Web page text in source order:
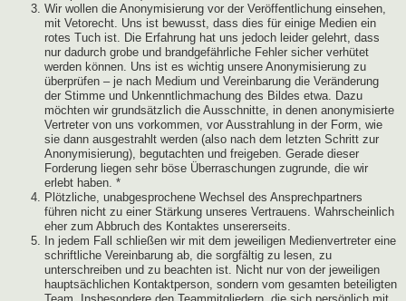
Wir wollen die Anonymisierung vor der Veröffentlichung einsehen,
mit Vetorecht. Uns ist bewusst, dass dies für einige Medien ein
rotes Tuch ist. Die Erfahrung hat uns jedoch leider gelehrt, dass
nur dadurch grobe und brandgefährliche Fehler sicher verhütet
werden können. Uns ist es wichtig unsere Anonymisierung zu
überprüfen – je nach Medium und Vereinbarung die Veränderung
der Stimme und Unkenntlichmachung des Bildes etwa. Dazu
möchten wir grundsätzlich die Ausschnitte, in denen anonymisierte
Vertreter von uns vorkommen, vor Ausstrahlung in der Form, wie
sie dann ausgestrahlt werden (also nach dem letzten Schritt zur
Anonymisierung), begutachten und freigeben. Gerade dieser
Forderung liegen sehr böse Überraschungen zugrunde, die wir
erlebt haben. *
Plötzliche, unabgesprochene Wechsel des Ansprechpartners
führen nicht zu einer Stärkung unseres Vertrauens. Wahrscheinlich
eher zum Abbruch des Kontaktes unsererseits.
In jedem Fall schließen wir mit dem jeweiligen Medienvertreter eine
schriftliche Vereinbarung ab, die sorgfältig zu lesen, zu
unterschreiben und zu beachten ist. Nicht nur von der jeweiligen
hauptsächlichen Kontaktperson, sondern vom gesamten beteiligten